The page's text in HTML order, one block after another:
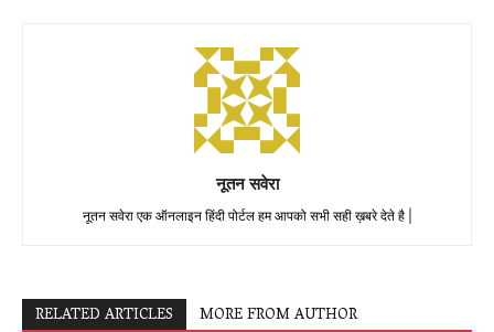
नूतन सवेरा
नूतन सवेरा एक ऑनलाइन हिंदी पोर्टल हम आपको सभी सही ख़बरे देते है |
RELATED ARTICLES MORE FROM AUTHOR